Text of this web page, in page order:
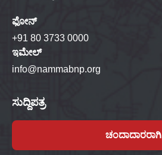
ಫೋನ್
+91 80 3733 0000
ಇಮೇಲ್
info@nammabnp.org
ಸುದ್ದಿಪತ್ರ
ಚಂದಾದಾರರಾಗಿ